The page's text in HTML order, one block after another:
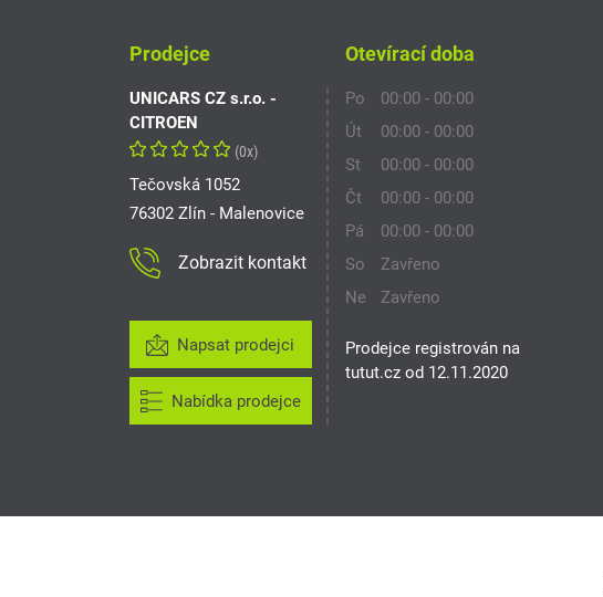
Prodejce
UNICARS CZ s.r.o. -
CITROEN
(0x)
Tečovská 1052
76302 Zlín - Malenovice
Zobrazit kontakt
Napsat prodejci
Nabídka prodejce
Otevírací doba
Po
00:00 - 00:00
Út
00:00 - 00:00
St
00:00 - 00:00
Čt
00:00 - 00:00
Pá
00:00 - 00:00
So
Zavřeno
Ne
Zavřeno
Prodejce registrován na
tutut.cz od 12.11.2020